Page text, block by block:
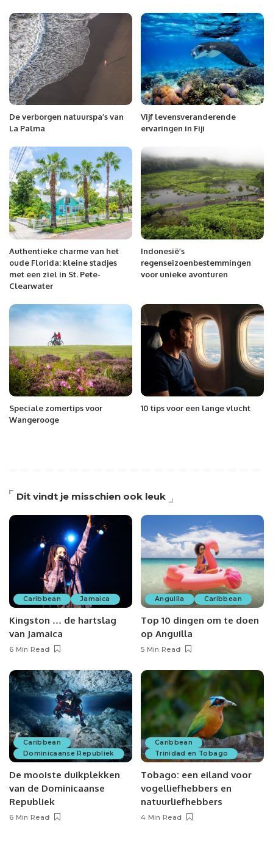
De verborgen natuurspa’s van
La Palma
Vijf levensveranderende
ervaringen in Fiji
Authentieke charme van het
oude Florida: kleine stadjes
met een ziel in St. Pete-
Clearwater
Indonesië’s
regenseizoenbestemmingen
voor unieke avonturen
Speciale zomertips voor
Wangerooge
10 tips voor een lange vlucht
Dit vindt je misschien ook leuk
Caribbean Jamaica
Kingston … de hartslag
van Jamaica
6 Min Read
Anguilla Caribbean
Top 10 dingen om te doen
op Anguilla
5 Min Read
Caribbean
Dominicaanse Republiek
De mooiste duikplekken
van de Dominicaanse
Republiek
6 Min Read
Caribbean
Trinidad en Tobago
Tobago: een eiland voor
vogelliefhebbers en
natuurliefhebbers
4 Min Read